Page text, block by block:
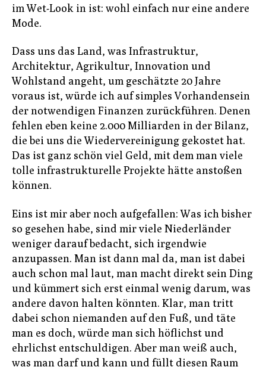
im Wet-Look in ist: wohl einfach nur eine andere
Mode.
Dass uns das Land, was Infrastruktur,
Architektur, Agrikultur, Innovation und
Wohlstand angeht, um geschätzte 20 Jahre
voraus ist, würde ich auf simples Vorhandensein
der notwendigen Finanzen zurückführen. Denen
fehlen eben keine 2.000 Milliarden in der Bilanz,
die bei uns die Wiedervereinigung gekostet hat.
Das ist ganz schön viel Geld, mit dem man viele
tolle infrastrukturelle Projekte hätte anstoßen
können.
Eins ist mir aber noch aufgefallen: Was ich bisher
so gesehen habe, sind mir viele Niederländer
weniger darauf bedacht, sich irgendwie
anzupassen. Man ist dann mal da, man ist dabei
auch schon mal laut, man macht direkt sein Ding
und kümmert sich erst einmal wenig darum, was
andere davon halten könnten. Klar, man tritt
dabei schon niemanden auf den Fuß, und täte
man es doch, würde man sich höflichst und
ehrlichst entschuldigen. Aber man weiß auch,
was man darf und kann und füllt diesen Raum